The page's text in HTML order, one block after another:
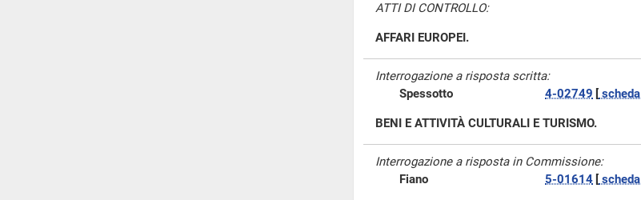
ATTI DI CONTROLLO:
AFFARI EUROPEI.
Interrogazione a risposta scritta:
Spessotto
4-02749 [ scheda
BENI E ATTIVITÀ CULTURALI E TURISMO.
Interrogazione a risposta in Commissione:
Fiano
5-01614 [ scheda